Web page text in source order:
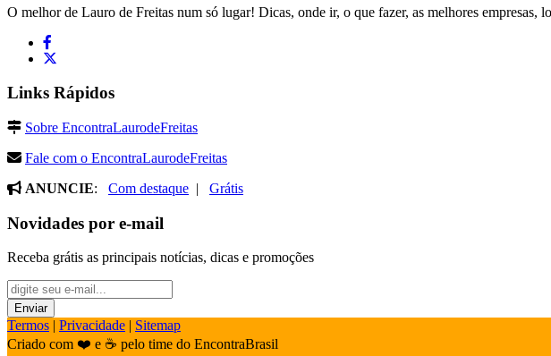
O melhor de Lauro de Freitas num só lugar! Dicas, onde ir, o que fazer, as melhores empresas,
Links Rápidos
Sobre EncontraLaurodeFreitas
Fale com o EncontraLaurodeFreitas
ANUNCIE: Com destaque | Grátis
Novidades por e-mail
Receba grátis as principais notícias, dicas e promoções
Termos | Privacidade | Sitemap
Criado com ❤️ e ☕ pelo time do EncontraBrasil